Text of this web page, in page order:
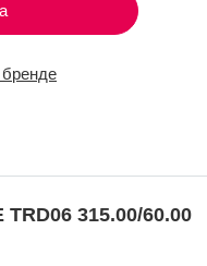
315.00/60.00